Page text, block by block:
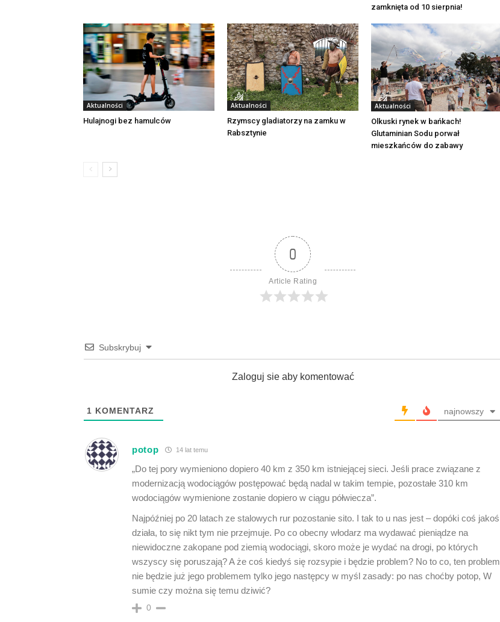
zamknięta od 10 sierpnia!
Aktualności
Hulajnogi bez hamulców
Aktualności
Rzymscy gladiatorzy na zamku w
Rabsztynie
Aktualności
Olkuski rynek w bańkach!
Glutaminian Sodu porwał
mieszkańców do zabawy
0
Article Rating
Subskrybuj
Zaloguj sie aby komentować
1 KOMENTARZ najnowszy
potop 14 lat temu
„Do tej pory wymieniono dopiero 40 km z 350 km istniejącej sieci. Jeśli prace związane z
modernizacją wodociągów postępować będą nadal w takim tempie, pozostałe 310 km
wodociągów wymienione zostanie dopiero w ciągu półwiecza”.
Najpóźniej po 20 latach ze stalowych rur pozostanie sito. I tak to u nas jest – dopóki coś jakoś
działa, to się nikt tym nie przejmuje. Po co obecny włodarz ma wydawać pieniądze na
niewidoczne zakopane pod ziemią wodociągi, skoro może je wydać na drogi, po których
wszyscy się poruszają? A że coś kiedyś się rozsypie i będzie problem? No to co, ten problem
nie będzie już jego problemem tylko jego następcy w myśl zasady: po nas choćby potop, W
sumie czy można się temu dziwić?
0